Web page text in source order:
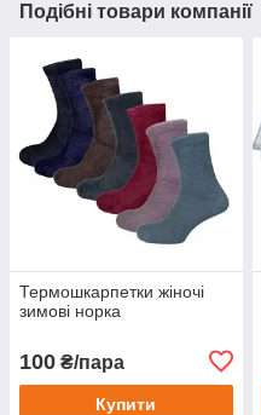
Подібні товари компанії
Термошкарпетки жіночі
зимові норка
100 ₴/пара
Купити